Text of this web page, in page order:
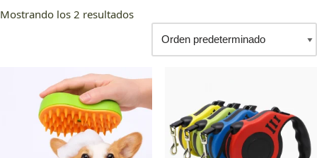
Mostrando los 2 resultados